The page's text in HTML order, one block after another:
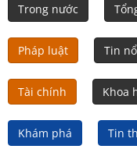
Trong nước
Pháp luật Tin
Tài chính Khoa
Khám phá Tin